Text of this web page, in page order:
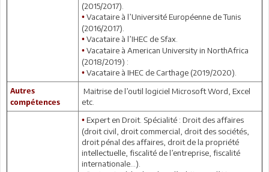
(2015/2017).
• Vacataire à l’Université Européenne de Tunis
(2016/2017).
• Vacataire à l’IHEC de Sfax.
• Vacataire à American University in NorthAfrica
(2018/2019) :
• Vacataire à IHEC de Carthage (2019/2020).
Autres
compétences
Maitrise de l’outil logiciel Microsoft Word, Excel
etc.
• Expert en Droit. Spécialité : Droit des affaires
(droit civil, droit commercial, droit des sociétés,
droit pénal des affaires, droit de la propriété
intellectuelle, fiscalité de l’entreprise, fiscalité
internationale…).